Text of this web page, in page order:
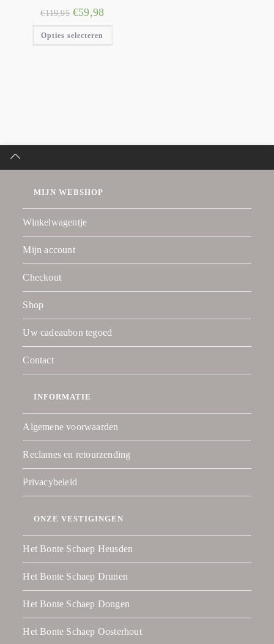
€119,95 €59,98
Opties selecteren
MIJN WEBSHOP
Winkelwagentje
Mijn account
Checkout
Shop
Uw cadeaubon tegoed
Contact
INFORMATIE
Algemene voorwaarden
Reclames en retourzending
Privacybeleid
ONZE VESTIGINGEN
Het Bonte Schaep Heusden
Het Bonte Schaep Drunen
Het Bonte Schaep Dongen
Het Bonte Schaep Oosterhout